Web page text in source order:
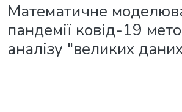
Математичне
пандемії ковід-19
аналізу "великих